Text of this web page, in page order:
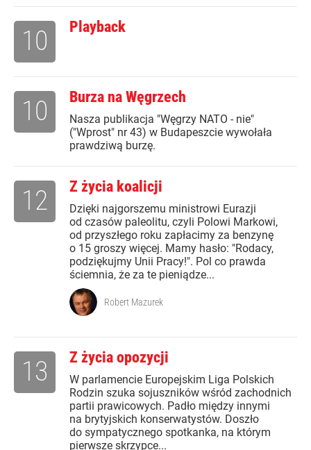
Playback
10
Burza na Węgrzech
Nasza publikacja "Węgrzy NATO - nie"
("Wprost" nr 43) w Budapeszcie wywołała
prawdziwą burzę.
10
Z życia koalicji
Dzięki najgorszemu ministrowi Eurazji
od czasów paleolitu, czyli Polowi Markowi,
od przyszłego roku zapłacimy za benzynę
o 15 groszy więcej. Mamy hasło: "Rodacy,
podziękujmy Unii Pracy!". Pol co prawda
ściemnia, że za te pieniądze...
12
Robert Mazurek
Z życia opozycji
W parlamencie Europejskim Liga Polskich
Rodzin szuka sojuszników wśród zachodnich
partii prawicowych. Padło między innymi
na brytyjskich konserwatystów. Doszło
do sympatycznego spotkanka, na którym
pierwsze skrzypce...
13